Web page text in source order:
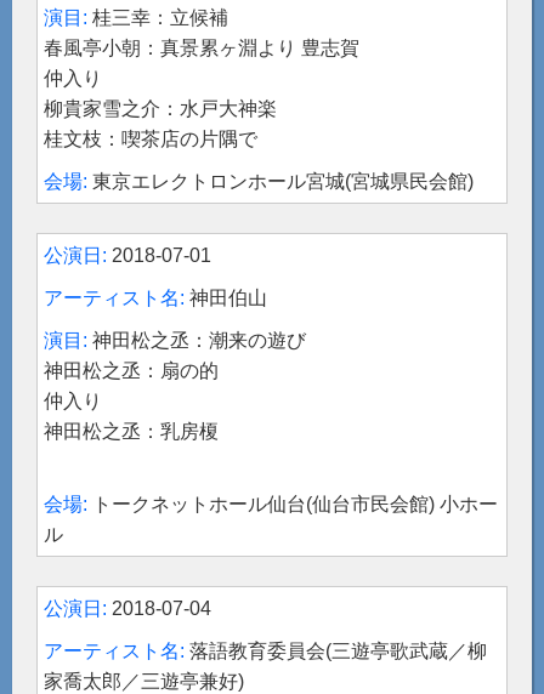
桂三幸：立候補
春風亭小朝：真景累ヶ淵より 豊志賀
仲入り
柳貴家雪之介：水戸大神楽
桂文枝：喫茶店の片隅で
東京エレクトロンホール宮城(宮城県民会館)
2018-07-01
神田伯山
神田松之丞：潮来の遊び
神田松之丞：扇の的
仲入り
神田松之丞：乳房榎
トークネットホール仙台(仙台市民会館) 小ホー
ル
2018-07-04
落語教育委員会(三遊亭歌武蔵／柳
家喬太郎／三遊亭兼好)